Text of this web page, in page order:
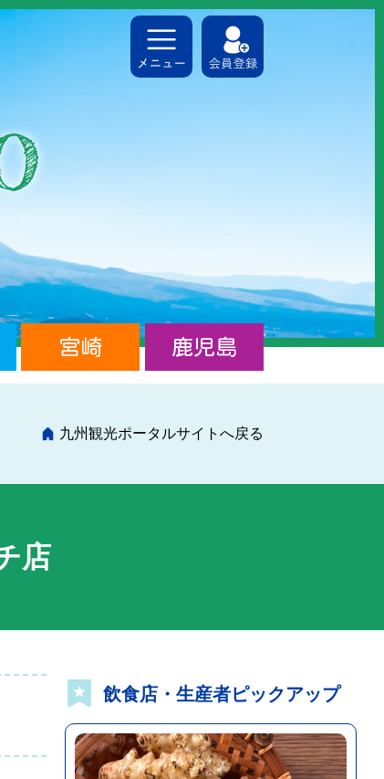
宮崎 鹿児島
九州観光ポータルサイトへ戻る
店
飲食店・生産者ピックアップ